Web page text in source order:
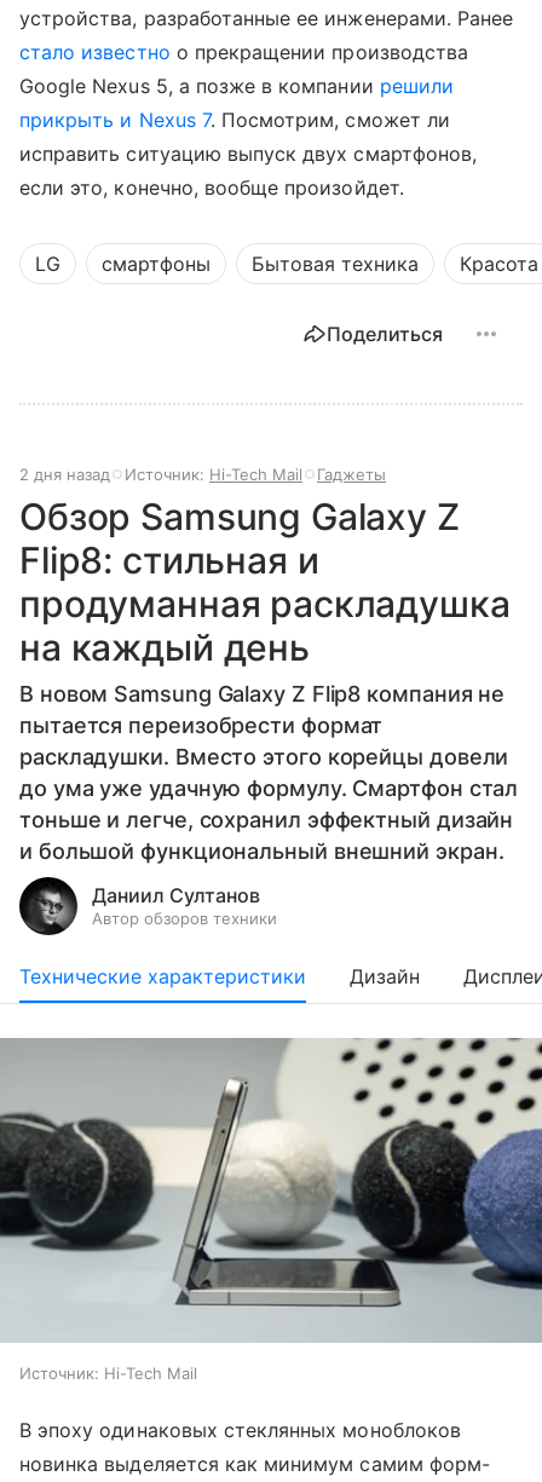
устройства, разработанные ее инженерами. Ранее
стало известно о прекращении производства
Google Nexus 5, а позже в компании решили
прикрыть и Nexus 7. Посмотрим, сможет ли
исправить ситуацию выпуск двух смартфонов,
если это, конечно, вообще произойдет.
LG смартфоны Бытовая техника
Поделиться
2 дня назад Источник: Hi-Tech Mail Гаджеты
Обзор Samsung Galaxy Z
Flip8: стильная и
продуманная раскладушка
на каждый день
В новом Samsung Galaxy Z Flip8 компания не
пытается переизобрести формат
раскладушки. Вместо этого корейцы довели
до ума уже удачную формулу. Смартфон стал
тоньше и легче, сохранил эффектный дизайн
и большой функциональный внешний экран.
Даниил Султанов
Автор обзоров техники
Технические характеристики Дизайн
Источник: Hi-Tech Mail
В эпоху одинаковых стеклянных моноблоков
новинка выделяется как минимум самим форм-